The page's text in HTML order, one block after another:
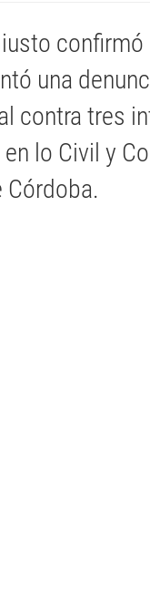
una
contra tres
lo Civil y